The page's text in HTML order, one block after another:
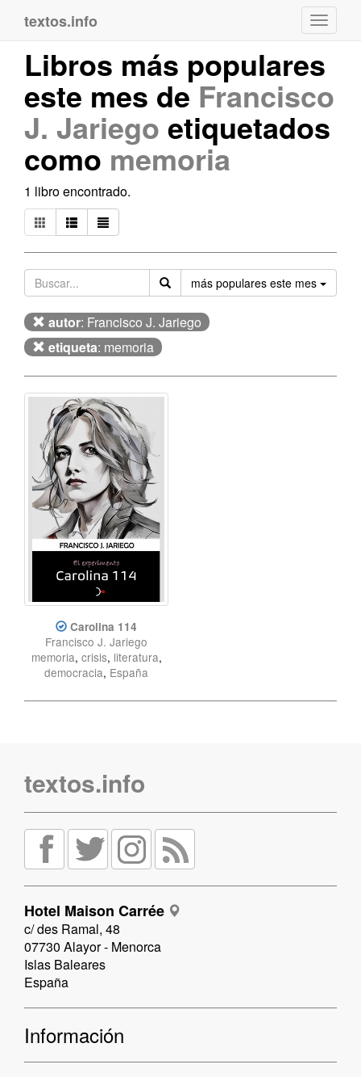
textos.info
Libros más populares
este mes deFrancisco
J. Jariego etiquetados
como memoria
1 libro encontrado.
más populares este mes
autor: Francisco J. Jariego
etiqueta: memoria
Carolina 114
Francisco J. Jariego
memoria, crisis, literatura,
democracia, España
textos.info
Hotel Maison Carrée
c/ des Ramal, 48
07730 Alayor - Menorca
Islas Baleares
España
Información